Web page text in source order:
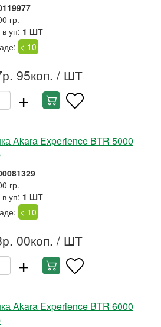
гр.
уп: 1 ШТ
< 10
95коп. / ШТ
+
Akara Experience BTR 5000
гр.
уп: 1 ШТ
< 10
00коп. / ШТ
+
Akara Experience BTR 6000